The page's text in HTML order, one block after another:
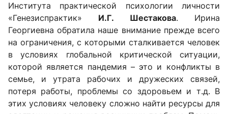
Института практической психологии личности
«Генезиспрактик» И.Г. Шестакова. Ирина
Георгиевна обратила наше внимание прежде всего
на ограничения, с которыми сталкивается человек
в условиях глобальной критической ситуации,
которой является пандемия – это и конфликты в
семье, и утрата рабочих и дружеских связей,
потеря работы, проблемы со здоровьем и т.д. В
этих условиях человеку сложно найти ресурсы для